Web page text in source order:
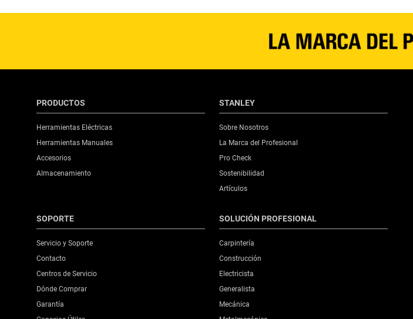
PRODUCTOS
Herramientas Eléctricas
Herramientas Manuales
Accesorios
Almacenamiento
STANLEY
Sobre Nosotros
La Marca del Profesional
Pro Check
Sostenibilidad
Artículos
SOPORTE
Servicio y Soporte
Contacto
Centros de Servicio
Dónde Comprar
Garantía
SOLUCIÓN PROFESIONAL
Carpintería
Construcción
Electricista
Generalista
Mecánica